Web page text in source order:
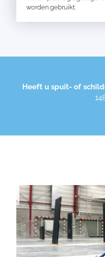
worden gebruikt.
Heeft u spuit- of